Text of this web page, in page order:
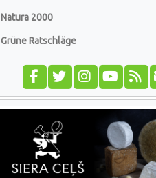
Natura 2000
Grüne Ratschläge